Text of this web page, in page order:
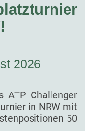
2026
ATP Challenger
in NRW mit
50